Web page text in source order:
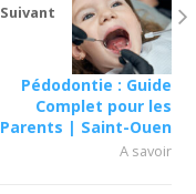
Suivant
Pédodontie : Guide
Complet pour les
Parents | Saint-Ouen
A savoir